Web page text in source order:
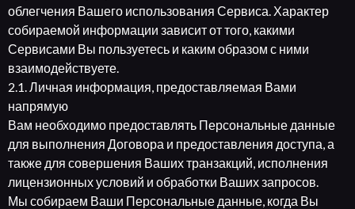
облегчения Вашего использования Сервиса. Характер
собираемой информации зависит от того, какими
Сервисами Вы пользуетесь и каким образом с ними
взаимодействуете.
2.1. Личная информация, предоставляемая Вами
напрямую
Вам необходимо предоставлять Персональные данные
для выполнения Договора и предоставления доступа, а
также для совершения Ваших транзакций, исполнения
лицензионных условий и обработки Ваших запросов.
Мы собираем Ваши Персональные данные, когда Вы